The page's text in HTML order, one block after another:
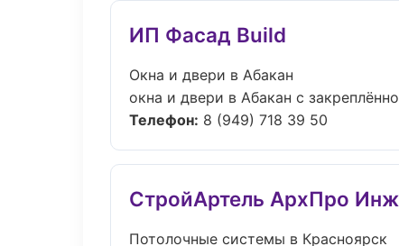
ИП Фасад Build
Окна и двери в Абакан
окна и двери в Абакан с
Телефон: 8 (949) 718 39 50
СтройАртель АрхПро
Потолочные системы в Красноярск